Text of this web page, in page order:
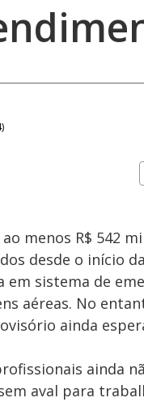
)
menos R$ 542
desde o início
sistema de
aéreas. No
ainda
ainda
aval para